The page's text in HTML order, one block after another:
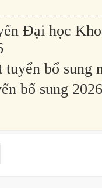
Đại học
bổ sung
bổ sung 2026